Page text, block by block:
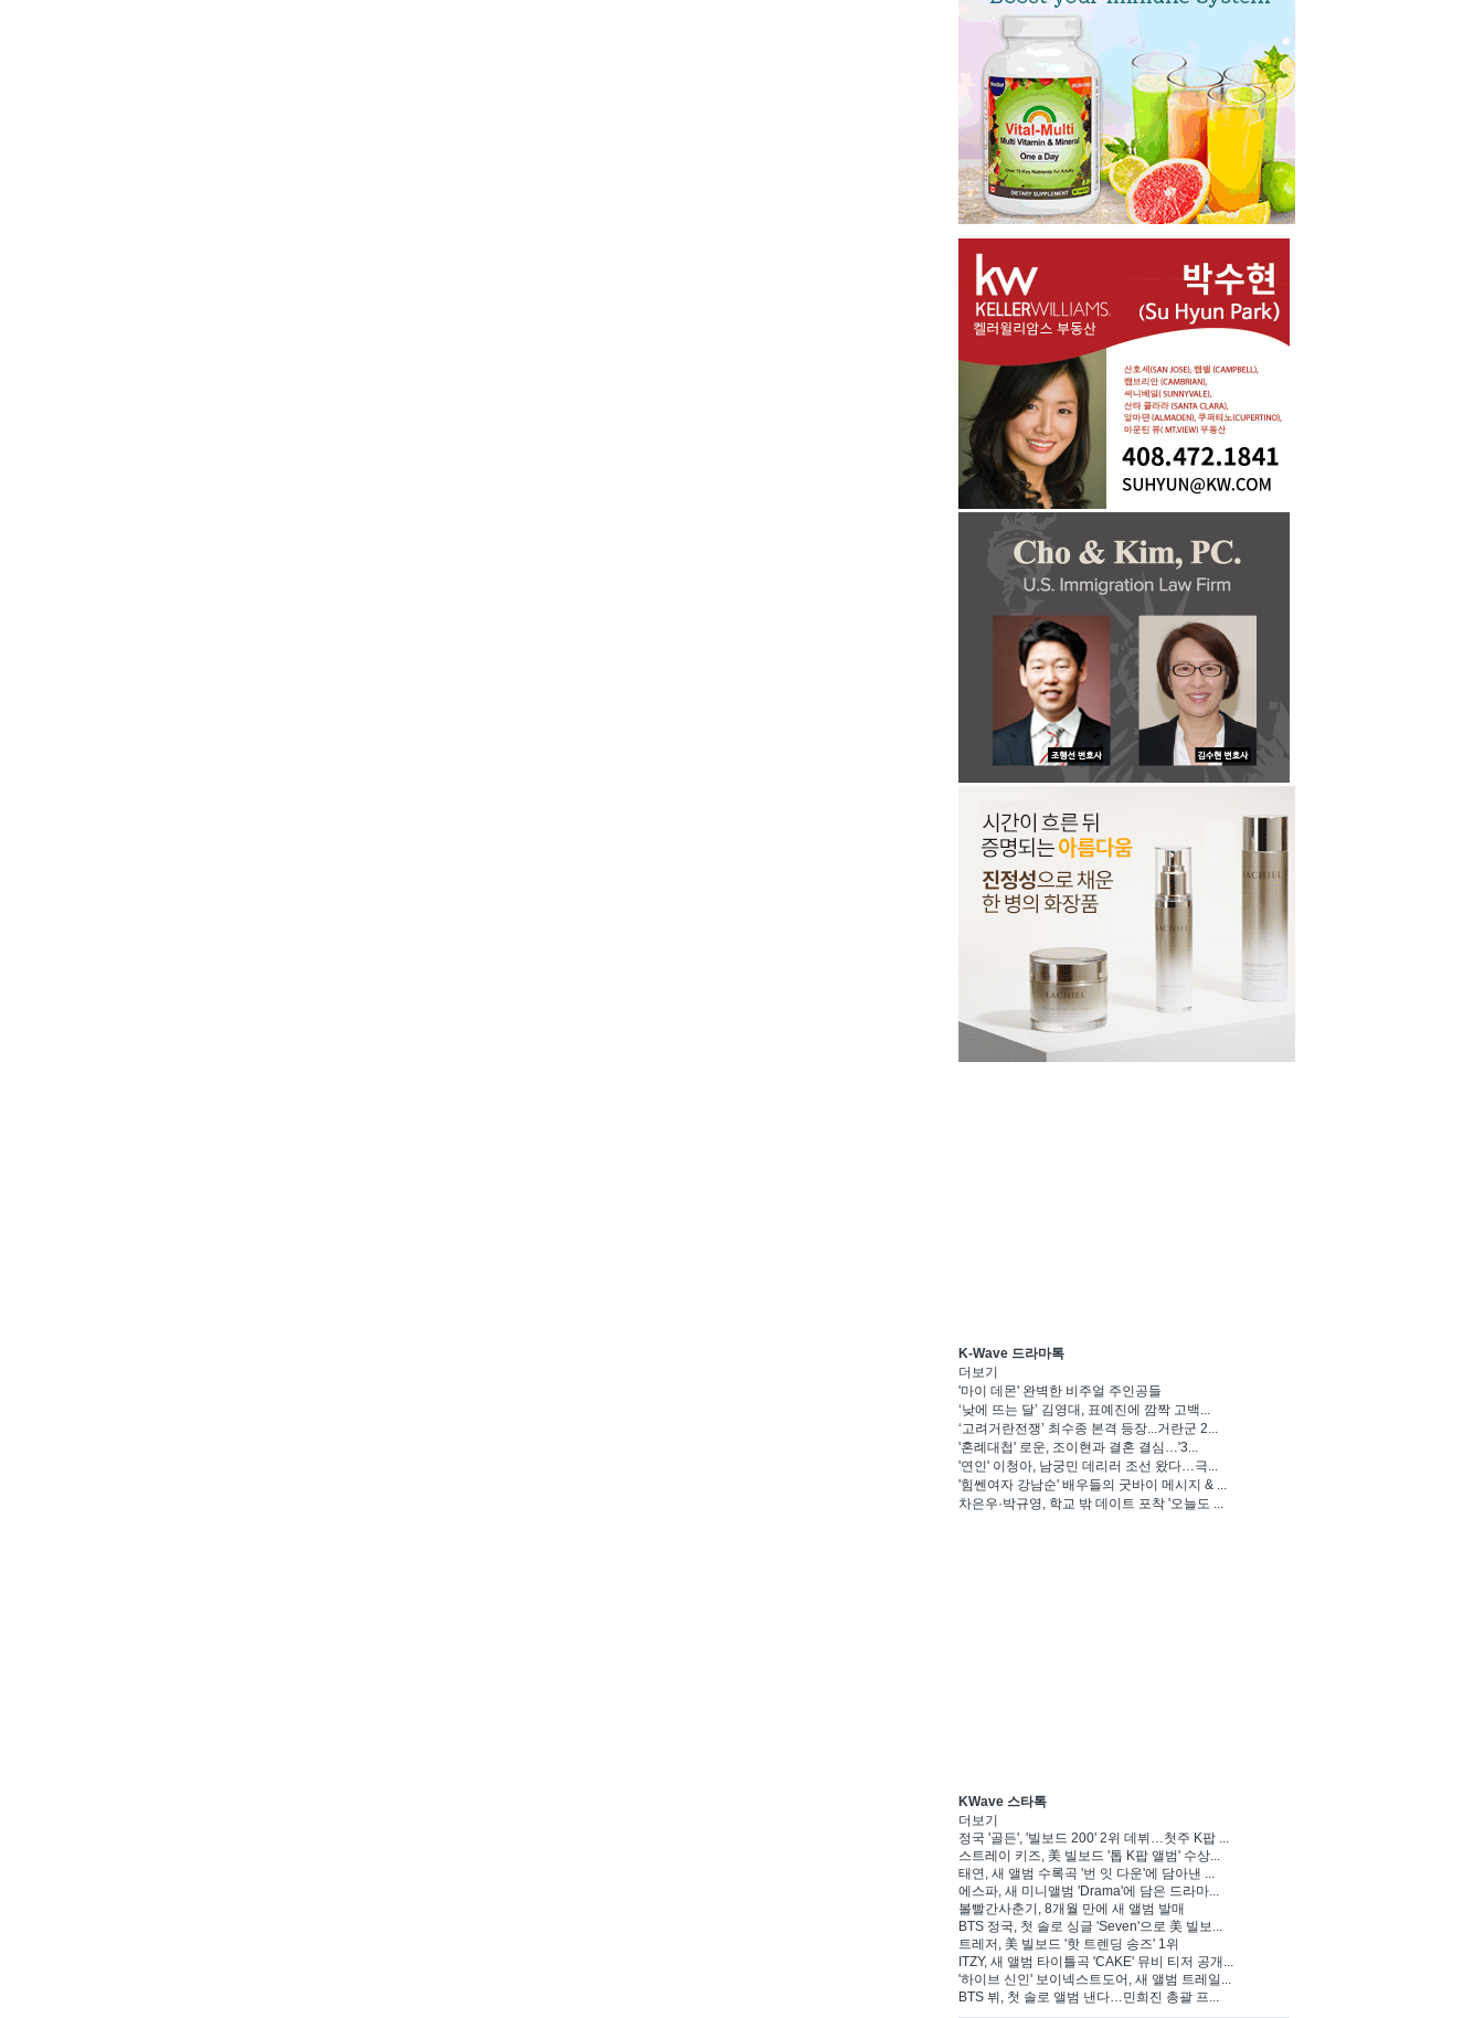
K-Wave 드라마톡
더보기
'마이 데몬' 완벽한 비주얼 주인공들
‘낮에 뜨는 달’ 김영대, 표예진에 깜짝 고백...
‘고려거란전쟁’ 최수종 본격 등장...거란군 2...
'혼례대첩' 로운, 조이현과 결혼 결심…'3...
'연인' 이청아, 남궁민 데리러 조선 왔다…극...
'힘쎈여자 강남순' 배우들의 굿바이 메시지 & ...
차은우·박규영, 학교 밖 데이트 포착 '오늘도 ...
KWave 스타톡
더보기
정국 '골든', '빌보드 200' 2위 데뷔…첫주 K팝 ...
스트레이 키즈, 美 빌보드 '톱 K팝 앨범' 수상...
태연, 새 앨범 수록곡 '번 잇 다운'에 담아낸 ...
에스파, 새 미니앨범 'Drama'에 담은 드라마...
볼빨간사춘기, 8개월 만에 새 앨범 발매
BTS 정국, 첫 솔로 싱글 'Seven'으로 美 빌보...
트레저, 美 빌보드 '핫 트렌딩 송즈' 1위
ITZY, 새 앨범 타이틀곡 'CAKE' 뮤비 티저 공개...
'하이브 신인' 보이넥스트도어, 새 앨범 트레일...
BTS 뷔, 첫 솔로 앨범 낸다…민희진 총괄 프...